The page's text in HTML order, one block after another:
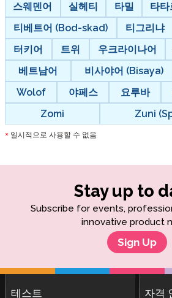
스웨덴어
실헤티 타밀 타타
티베트어 (Bod-skad)
티그리냐
터키어
트위 우크라이나어
베트남어
비사야어 (Bisaya)
Wolof
야페스 요루바
Zomi
Zuni
* 일시적으로 사용할 수 없음
Stay up to
Subscribe for events,
innovative product
Sign Up
테스트 자격